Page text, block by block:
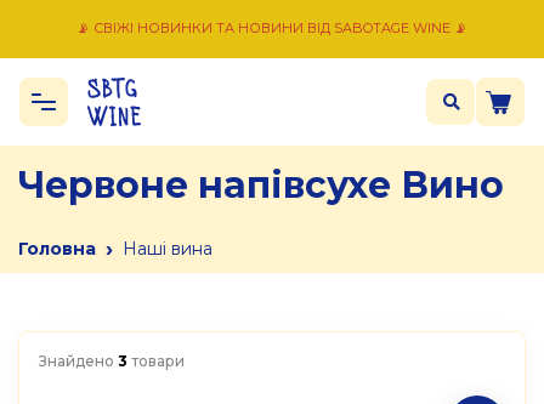
📡 СВІЖІ НОВИНКИ ТА НОВИНИ ВІД SABOTAGE WINE 📡
Червоне напівсухе Вино
Головна › Наші вина
Знайдено 3 товари